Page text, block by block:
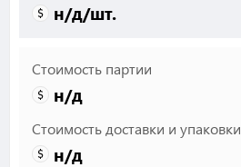
н/д/шт.
Стоимость партии
н/д
Стоимость доставки и упаковки
н/д